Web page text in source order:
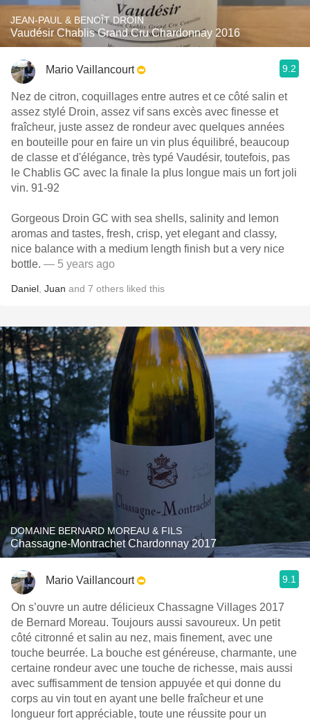
JEAN-PAUL & BENOÎT DROIN
Vaudésir Chablis Grand Cru Chardonnay 2016
Mario Vaillancourt 9.2
Nez de citron, coquillages entre autres et ce côté salin et
assez stylé Droin, assez vif sans excès avec finesse et
fraîcheur, juste assez de rondeur avec quelques années
en bouteille pour en faire un vin plus équilibré, beaucoup
de classe et d'élégance, très typé Vaudésir, toutefois, pas
le Chablis GC avec la finale la plus longue mais un fort joli
vin. 91-92
Gorgeous Droin GC with sea shells, salinity and lemon
aromas and tastes, fresh, crisp, yet elegant and classy,
nice balance with a medium length finish but a very nice
bottle. — 5 years ago
Daniel Juan and 7 others liked this
DOMAINE BERNARD MOREAU & FILS
Chassagne-Montrachet Chardonnay 2017
Mario Vaillancourt 9.1
On s’ouvre un autre délicieux Chassagne Villages 2017
de Bernard Moreau. Toujours aussi savoureux. Un petit
côté citronné et salin au nez, mais finement, avec une
touche beurrée. La bouche est généreuse, charmante, une
certaine rondeur avec une touche de richesse, mais aussi
avec suffisamment de tension appuyée et qui donne du
corps au vin tout en ayant une belle fraîcheur et une
longueur fort appréciable, toute une réussite pour un